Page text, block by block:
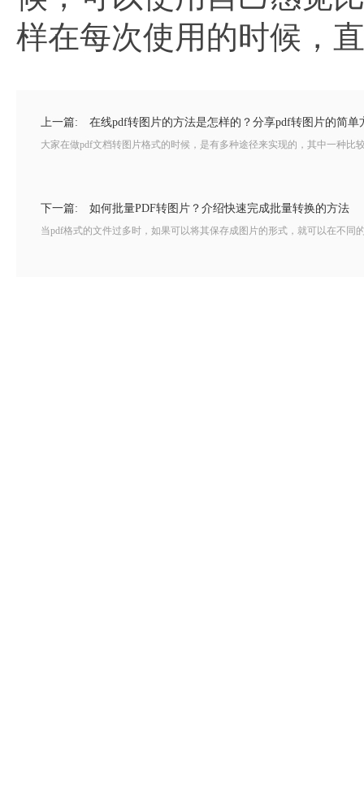
样在每次使用的时候，
上一篇: 在线pdf转图片的方法是怎样的？分享pdf转图片的简单
大家在做pdf文档转图片格式的时候，是有多种途径来实现的，其中一种
下一篇: 如何批量PDF转图片？介绍快速完成批量转换的方法
当pdf格式的文件过多时，如果可以将其保存成图片的形式，就可以在不